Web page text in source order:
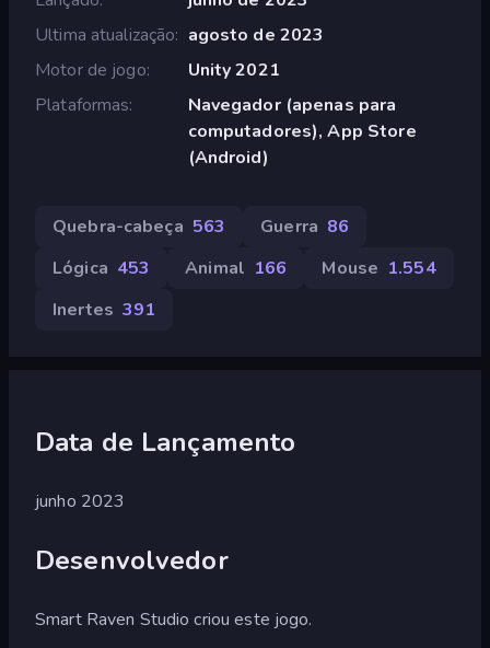
Ultima atualização
agosto de 2023
Motor de jogo
Unity 2021
Plataformas
Navegador (apenas para
computadores), App Store
(Android)
Quebra-cabeça 563 Guerra 86
Lógica 453 Animal 166 Mouse 1.554
Inertes 391
Data de Lançamento
junho 2023
Desenvolvedor
Smart Raven Studio criou este jogo.